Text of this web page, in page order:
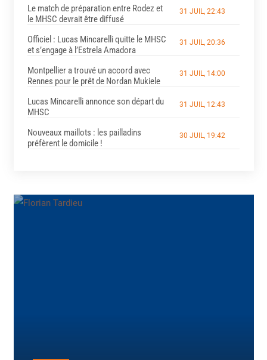
Le match de préparation entre Rodez et
le MHSC devrait être diffusé
31 JUIL, 22:43
Officiel : Lucas Mincarelli quitte le MHSC
et s’engage à l’Estrela Amadora
31 JUIL, 20:36
Montpellier a trouvé un accord avec
Rennes pour le prêt de Nordan Mukiele
31 JUIL, 14:00
Lucas Mincarelli annonce son départ du
MHSC
31 JUIL, 12:43
Nouveaux maillots : les pailladins
préfèrent le domicile !
30 JUIL, 19:42